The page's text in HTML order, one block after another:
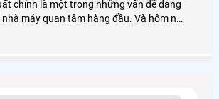
chính là một trong những vấn đề đang
quan tâm hàng đầu. Và hôm nay